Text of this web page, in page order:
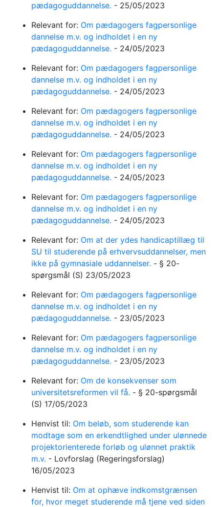
pædagoguddannelse. - 25/05/2023
Relevant for: Om pædagogers fagpersonlige
dannelse m.v. og indholdet i en ny
pædagoguddannelse. - 24/05/2023
Relevant for: Om pædagogers fagpersonlige
dannelse m.v. og indholdet i en ny
pædagoguddannelse. - 24/05/2023
Relevant for: Om pædagogers fagpersonlige
dannelse m.v. og indholdet i en ny
pædagoguddannelse. - 24/05/2023
Relevant for: Om pædagogers fagpersonlige
dannelse m.v. og indholdet i en ny
pædagoguddannelse. - 24/05/2023
Relevant for: Om pædagogers fagpersonlige
dannelse m.v. og indholdet i en ny
pædagoguddannelse. - 24/05/2023
Relevant for: Om at der ydes handicaptillæg til
SU til studerende på erhvervsuddannelser, men
ikke på gymnasiale uddannelser. - § 20-
spørgsmål (S) 23/05/2023
Relevant for: Om pædagogers fagpersonlige
dannelse m.v. og indholdet i en ny
pædagoguddannelse. - 23/05/2023
Relevant for: Om pædagogers fagpersonlige
dannelse m.v. og indholdet i en ny
pædagoguddannelse. - 23/05/2023
Relevant for: Om de konsekvenser som
universitetsreformen vil få. - § 20-spørgsmål
(S) 17/05/2023
Henvist til: Om beløb, som studerende kan
modtage som en erkendtlighed under ulønnede
projektorienterede forløb og ulønnet praktik
m.v. - Lovforslag (Regeringsforslag)
16/05/2023
Henvist til: Om at ophæve indkomstgrænsen
for, hvor meget studerende må tjene ved siden